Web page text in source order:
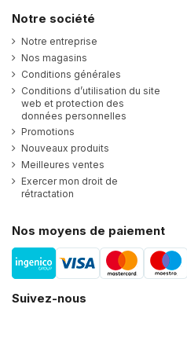
Notre société
Notre entreprise
Nos magasins
Conditions générales
Conditions d’utilisation du site
web et protection des
données personnelles
Promotions
Nouveaux produits
Meilleures ventes
Exercer mon droit de
rétractation
Nos moyens de paiement
Suivez-nous